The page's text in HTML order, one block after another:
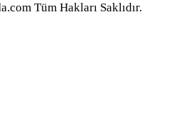
Tüm Hakları Saklıdır.